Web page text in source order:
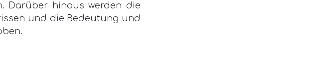
Darüber hinaus werden die
und die Bedeutung und